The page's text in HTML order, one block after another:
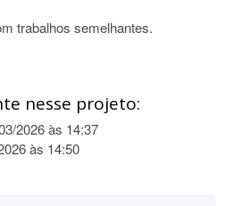
trabalhos semelhantes.
nesse projeto:
2026 às 14:37
às 14:50